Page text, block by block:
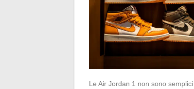
Le Air Jordan 1 non sono